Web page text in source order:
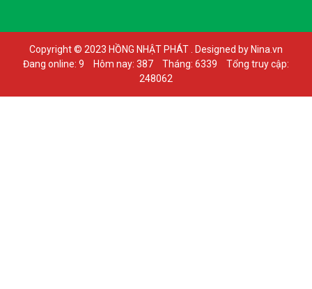
Copyright © 2023 HỒNG NHẬT PHÁT . Designed by Nina.vn
Đang online: 9
Hôm nay: 387 Tháng: 6339
Tổng truy cập:
248062